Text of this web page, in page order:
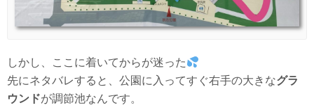
しかし、ここに着いてからが迷った
先にネタバレすると、公園に入ってすぐ右手の大きなグラ
ウンドが調節池なんです。